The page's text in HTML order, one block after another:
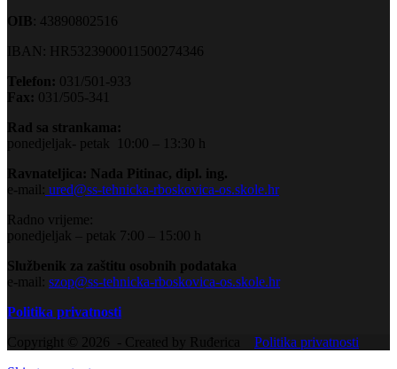
OIB: 43890802516
IBAN: HR5323900011500274346
Telefon: 031/501-933
Fax: 031/505-341
Rad sa strankama:
ponedjeljak- petak 10:00 – 13:30 h
Ravnateljica: Nada Pitinac, dipl. ing.
e-mail: ured@ss-tehnicka-rboskovica-os.skole.hr
Radno vrijeme:
ponedjeljak – petak 7:00 – 15:00 h
Službenik za zaštitu osobnih podataka
e-mail: szop@ss-tehnicka-rboskovica-os.skole.hr
Politika privatnosti
Copyright © 2026 - Created by Ruđerica Politika privatnosti